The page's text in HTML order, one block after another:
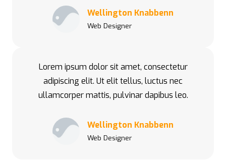
Wellington Knabbenn
Web Designer
Lorem ipsum dolor sit amet, consectetur
adipiscing elit. Ut elit tellus, luctus nec
ullamcorper mattis, pulvinar dapibus leo.
Wellington Knabbenn
Web Designer